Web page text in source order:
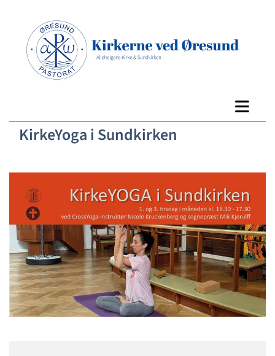
KirkeYoga i Sundkirken